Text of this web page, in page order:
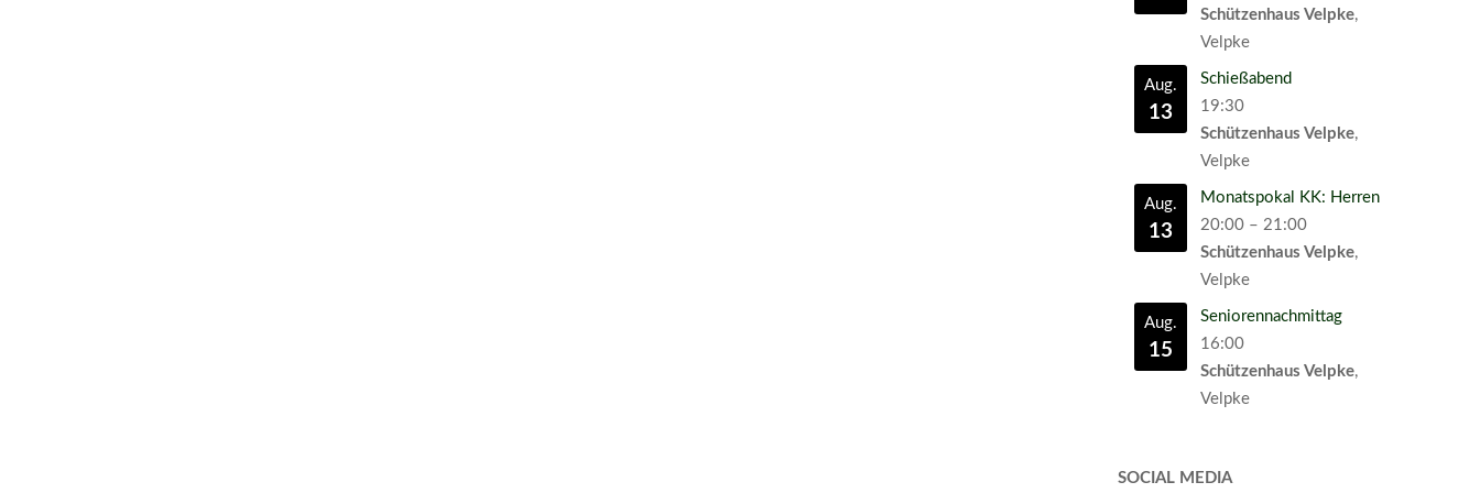
Schützenhaus Velpke,
Velpke
Aug.
13
Schießabend
19:30
Schützenhaus Velpke,
Velpke
Aug.
13
Monatspokal KK: Herren
20:00 – 21:00
Schützenhaus Velpke,
Velpke
Aug.
15
Seniorennachmittag
16:00
Schützenhaus Velpke,
Velpke
SOCIAL MEDIA